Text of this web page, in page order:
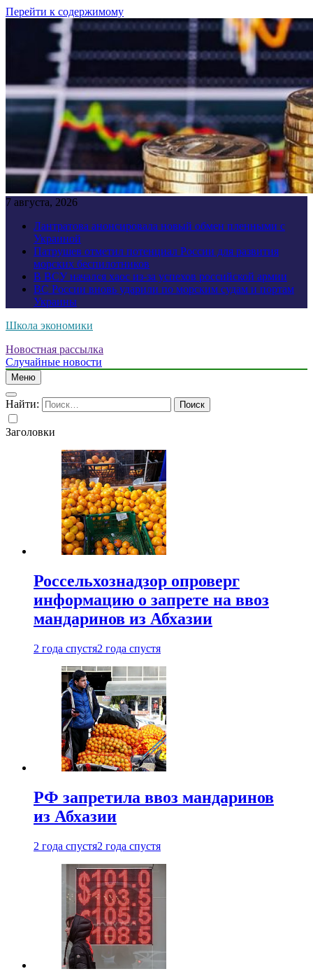
Перейти к содержимому
7 августа, 2026
Лантратова анонсировала новый обмен пленными с
Украиной
Патрушев отметил потенциал России для развития
морских беспилотников
В ВСУ начался хаос из-за успехов российской армии
ВС России вновь ударили по морским судам и портам
Украины
Школа экономики
Новостная рассылка
Случайные новости
Меню
Найти:
Заголовки
Россельхознадзор опроверг
информацию о запрете на ввоз
мандаринов из Абхазии
2 года спустя2 года спустя
РФ запретила ввоз мандаринов
из Абхазии
2 года спустя2 года спустя